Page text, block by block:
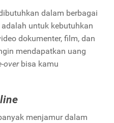
dalam berbagai
untuk kebutuhkan
dokumenter, film, dan
mendapatkan uang
overbisa kamu
menjamur dalam